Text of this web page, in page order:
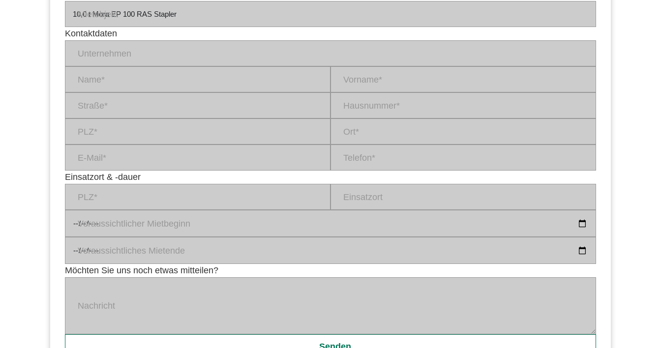
Mietobjekt
Kontaktdaten
Unternehmen
Name* Vorname*
Straße* Hausnummer*
PLZ* Ort*
E-Mail*
Telefon*
Einsatzort & -dauer
PLZ* Einsatzort
Voraussichtlicher Mietbeginn
Voraussichtliches Mietende
Möchten Sie uns noch etwas mitteilen?
Nachricht